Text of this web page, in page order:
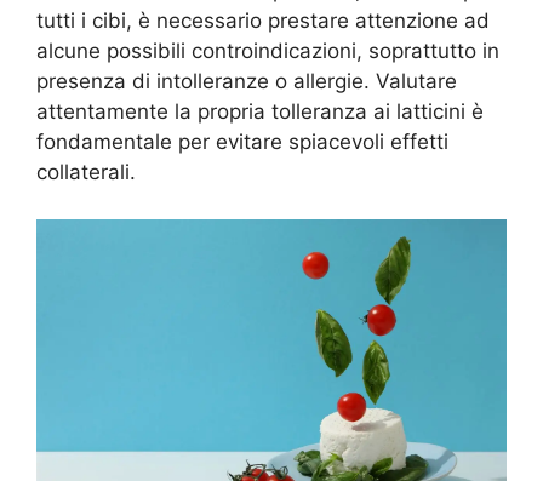
tutti i cibi, è necessario prestare attenzione ad
alcune possibili controindicazioni, soprattutto in
presenza di intolleranze o allergie. Valutare
attentamente la propria tolleranza ai latticini è
fondamentale per evitare spiacevoli effetti
collaterali.